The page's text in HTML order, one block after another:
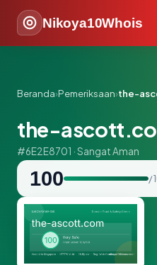
Nikoya10Whois
Beranda›Pemeriksaan›the-
the-
#6E2E8701 · Sangat Aman
100 /